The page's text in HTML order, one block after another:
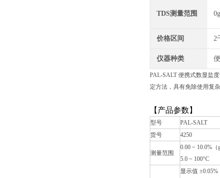
TDS测量范围
价格区间 2
仪器种类
PAL-SALT 便携式数显盐
定方法，具有免除使用复
【产品参数】
型号
PAL-SALT
货号
4250
测量范围
0.00 ~ 10.0%（
5.0 ~ 100°C
显示值 ±